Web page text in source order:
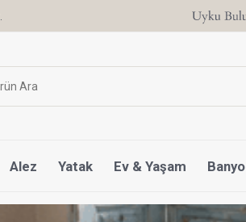
6 Ay'a Varan Taksit Ayrıcalığı
Alez Yatak Ev & Yaşam Banyo